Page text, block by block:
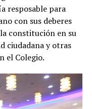
resposable para
con sus deberes
constitución en su
ciudadana y otras
el Colegio.